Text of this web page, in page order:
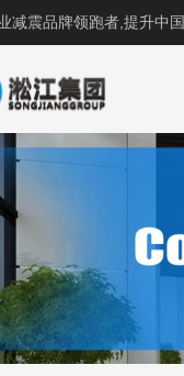
减震品牌领跑者,提升中